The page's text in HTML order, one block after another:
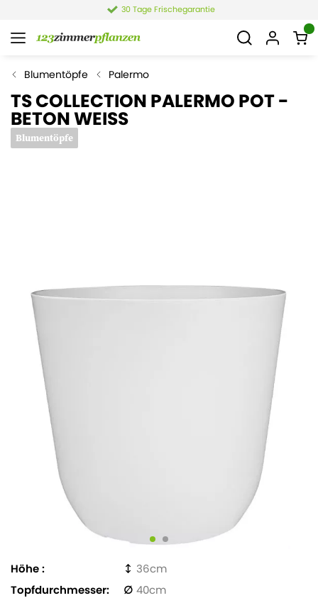
30 Tage Frischegarantie
Blumentöpfe Palermo
TS COLLECTION PALERMO POT -
BETON WEISS
Blumentöpfe
Höhe
36
Topfdurchmesser
40